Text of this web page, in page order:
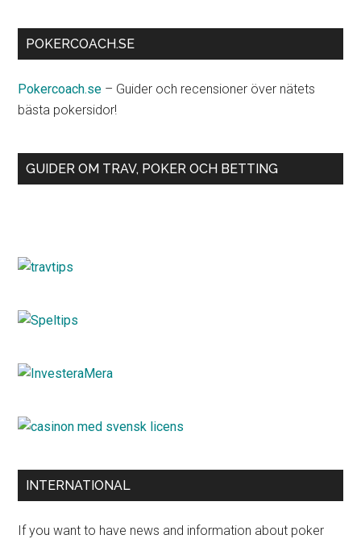
POKERCOACH.SE
Pokercoach.se – Guider och recensioner över nätets
bästa pokersidor!
GUIDER OM TRAV, POKER OCH BETTING
INTERNATIONAL
If you want to have news and information about poker